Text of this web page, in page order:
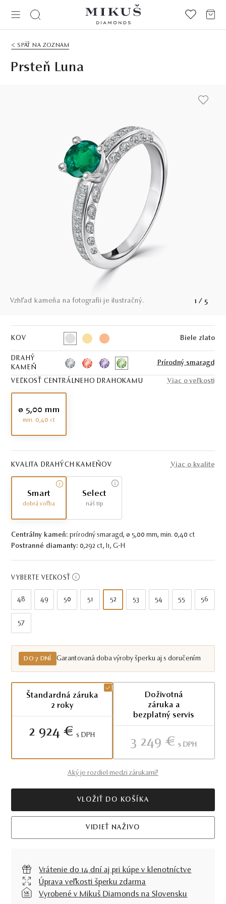
< SPÄŤ NA ZOZNAM
Prsteň Luna
Vzhľad kameňa na fotografii je ilustračný. 1 / 5
KOV Biele zlato
DRAHÝ
KAMEŇ
Prírodný smaragd
VEĽKOSŤ CENTRÁLNEHO DRAHOKAMU Viac o veľkosti
ø 5,00 mm
min. 0,40 ct
KVALITA DRAHÝCH KAMEŇOV Viac o kvalite
Smart
dobrá voľba
Select
náš tip
Centrálny kameň: prírodný smaragd, ø 5,00 mm, min. 0,40 ct
Postranné diamanty: 0,292 ct, I1, G-H
VYBERTE VEĽKOSŤ
48 49 50 51 52 53 54 55 56
57
DO 7 DNÍ Garantovaná doba výroby šperku aj s doručením
Štandardná záruka
2 roky
2 924 € S DPH
Doživotná
záruka a
bezplatný servis
3 249 € S DPH
Aký je rozdiel medzi zárukami?
VLOŽIŤ DO KOŠÍKA
VIDIEŤ NAŽIVO
Vrátenie do 14 dní aj pri kúpe v klenotníctve
Úprava veľkosti šperku zdarma
Vyrobené v Mikuš Diamonds na Slovensku